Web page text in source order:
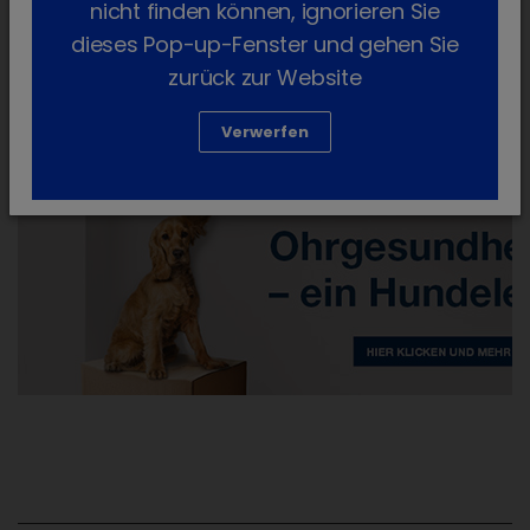
nicht finden können, ignorieren Sie
dieses Pop-up-Fenster und gehen Sie
zurück zur Website
Verwerfen